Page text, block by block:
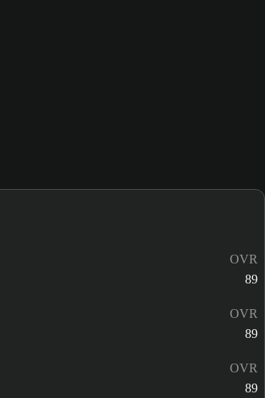
OVR
89
OVR
89
OVR
89